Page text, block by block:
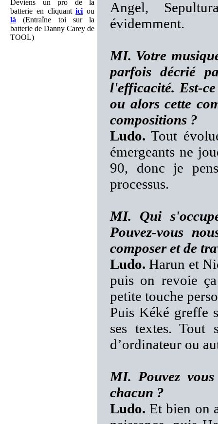
Deviens un pro de la
batterie en cliquantici ou
là (Entraîne toi sur la
batterie de Danny Carey de
TOOL)
Angel,
évidemment.
MI. Votre
parfois décrié
l'efficacité. Est-
ou alors cette
compositions ?
Ludo. Tout
émergeants ne
90, donc je
processus.
MI. Qui
Pouvez-vous
composer et de
Ludo. Harun et
puis on revoie
petite touche
Puis Kéké greffe
ses textes. Tout
d’ordinateur ou
MI. Pouvez
chacun ?
Ludo. Et bien on